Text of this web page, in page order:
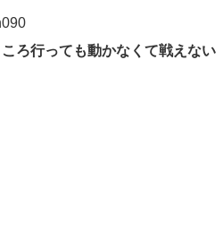
ろ行っても動かなくて戦えない